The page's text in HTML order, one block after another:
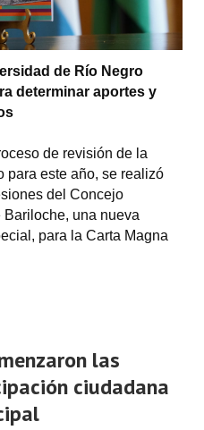
Registro
de Río Negro
determinar aportes y
de revisión de la
para este año, se realizó
del Concejo
una nueva
para la Carta Magna
las
ciudadana